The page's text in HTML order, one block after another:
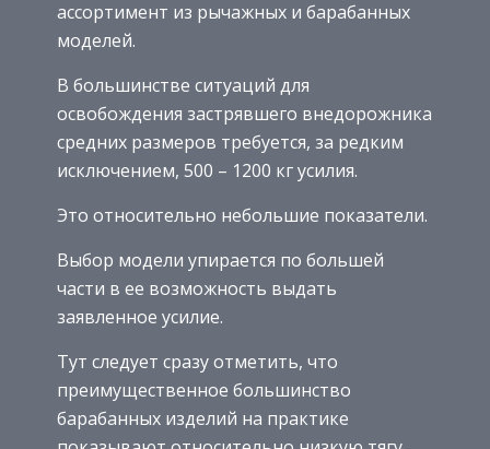
ассортимент из рычажных и барабанных
моделей.
В большинстве ситуаций для
освобождения застрявшего внедорожника
средних размеров требуется, за редким
исключением, 500 – 1200 кг усилия.
Это относительно небольшие показатели.
Выбор модели упирается по большей
части в ее возможность выдать
заявленное усилие.
Тут следует сразу отметить, что
преимущественное большинство
барабанных изделий на практике